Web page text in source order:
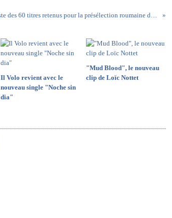
La liste des 60 titres retenus pour la présélection roumaine dévoilés
Il Volo revient avec le
nouveau single "Noche sin
dia"
"Mud Blood", le nouveau
clip de Loïc Nottet